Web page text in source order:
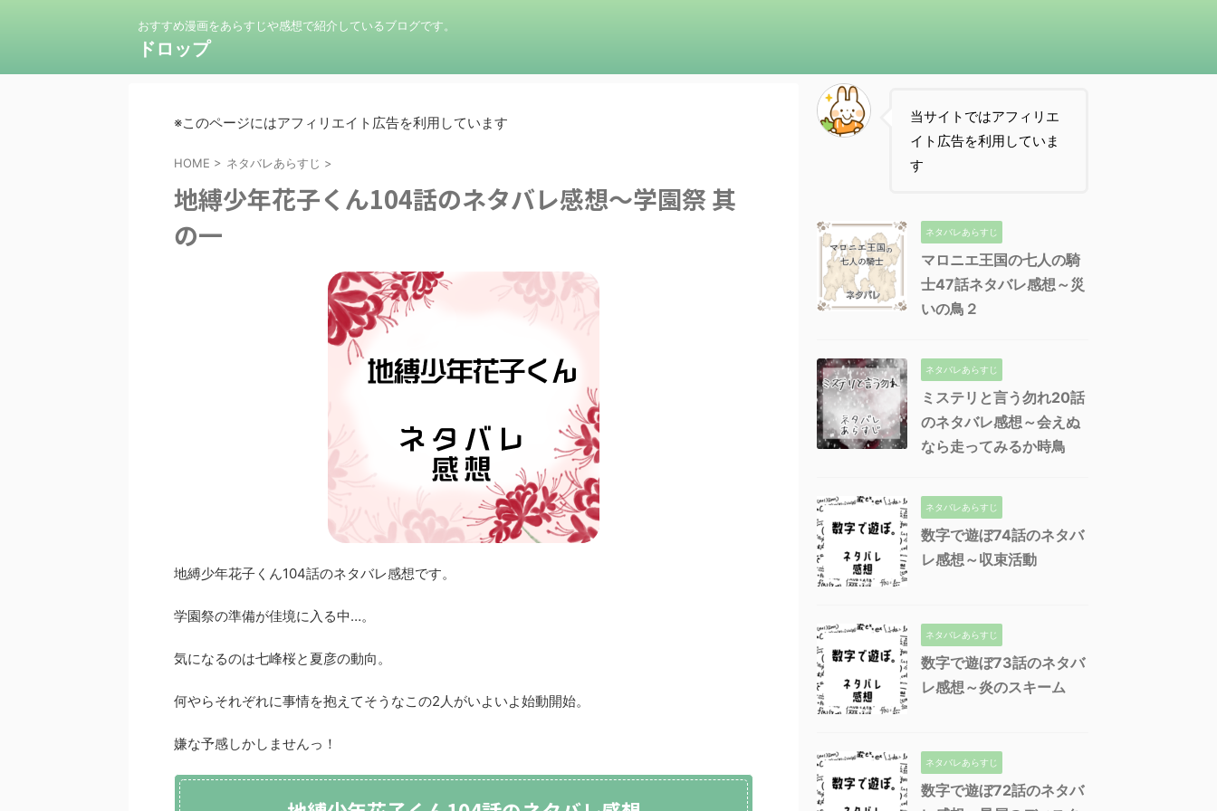
おすすめ漫画をあらすじや感想で紹介しているブログです。
ドロップ
※このページにはアフィリエイト広告を利用しています
HOME > ネタバレあらすじ >
地縛少年花子くん104話のネタバレ感想～学園祭 其
の一
地縛少年花子くん104話のネタバレ感想です。
学園祭の準備が佳境に入る中…。
気になるのは七峰桜と夏彦の動向。
何やらそれぞれに事情を抱えてそうなこの2人がいよいよ始動開始。
嫌な予感しかしませんっ！
当サイトではアフィリエ
イト広告を利用していま
す
ネタバレあらすじ
マロニエ王国の七人の騎
士47話ネタバレ感想～災
いの鳥２
ネタバレあらすじ
ミステリと言う勿れ20話
のネタバレ感想～会えぬ
なら走ってみるか時鳥
ネタバレあらすじ
数字で遊ぼ74話のネタバ
レ感想～収束活動
ネタバレあらすじ
数字で遊ぼ73話のネタバ
レ感想～炎のスキーム
ネタバレあらすじ
数字で遊ぼ72話のネタバ